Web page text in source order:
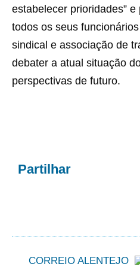
estabelecer prioridades”
todos os seus
sindical e associação de
debater a atual situação
perspectivas de futuro.
Partilhar
CORREIO ALENTEJO